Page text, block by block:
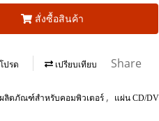
สั่งซื้อสินค้า
ปรด เปรียบเทียบ Share
ผลิตภัณฑ์สำหรับคอมพิวเตอร์ , แผ่น CD/